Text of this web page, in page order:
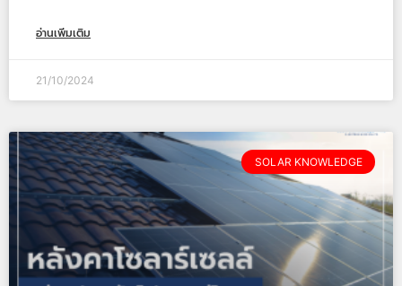
อ่านเพิ่มเติม
21/10/2024
SOLAR KNOWLEDGE